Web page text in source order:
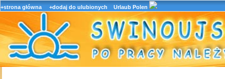
+strona główna +dodaj do ulubionych Urlaub Polen